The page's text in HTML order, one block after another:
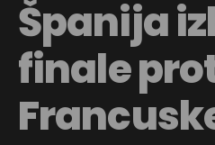
Španija
finale
Flipboard